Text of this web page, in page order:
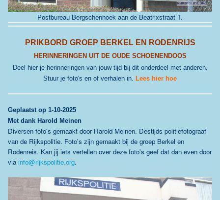
Postbureau Bergschenhoek aan de Beatrixstraat 1.
PRIKBORD GROEP BERKEL EN RODENRIJS
HERINNERINGEN UIT DE OUDE SCHOENENDOOS
Deel hier je herinneringen van jouw tijd bij dit onderdeel met anderen.
Stuur je foto's en of verhalen in. Lees hier hoe
Geplaatst op 1-10-2025
Met dank Harold Meinen
Diversen foto's gemaakt door Harold Meinen. Destijds politiefotograaf
van de Rijkspolitie. Foto's zijn gemaakt bij de groep Berkel en
Rodenreis. Kan jij iets vertellen over deze foto's geef dat dan even door
via info@rijkspolitie.org.